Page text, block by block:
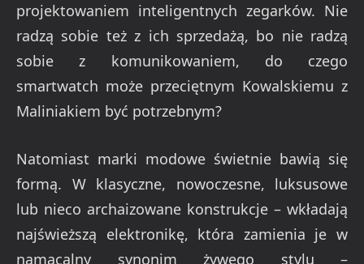
projektowaniem inteligentnych zegarków. Nie
radzą sobie też z ich sprzedażą, bo nie radzą
sobie z komunikowaniem, do czego
smartwatch może przeciętnym Kowalskiemu z
Maliniakiem być potrzebnym?
Natomiast marki modowe świetnie bawią się
formą. W klasyczne, nowoczesne, luksusowe
lub nieco archaizowane konstrukcje – wkładają
najświeższą elektronikę, która zamienia je w
namacalny synonim żywego stylu –